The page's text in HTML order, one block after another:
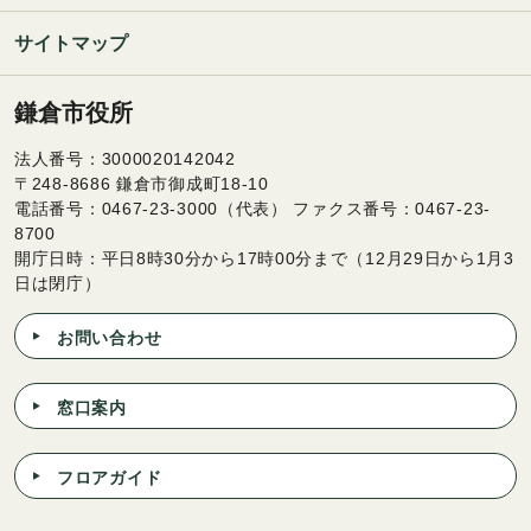
サイトマップ
鎌倉市役所
法人番号：3000020142042
〒248-8686 鎌倉市御成町18-10
電話番号：0467-23-3000（代表） ファクス番号：0467-23-
8700
開庁日時：平日8時30分から17時00分まで（12月29日から1月3
日は閉庁）
お問い合わせ
窓口案内
フロアガイド